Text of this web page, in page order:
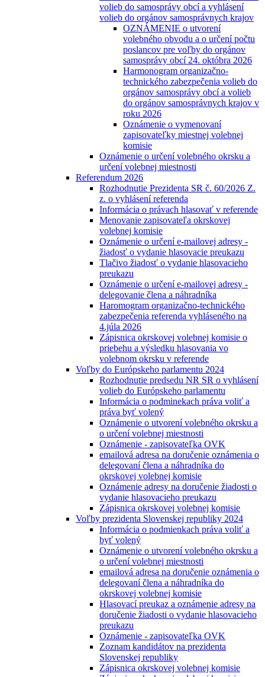
volieb do samosprávy obcí a vyhlásení
volieb do orgánov samosprávnych krajov
OZNÁMENIE o utvorení
volebného obvodu a o určení počtu
poslancov pre voľby do orgánov
samosprávy obcí 24. októbra 2026
Harmonogram organizačno-
technického zabezpečenia volieb do
orgánov samosprávy obcí a volieb
do orgánov samosprávnych krajov v
roku 2026
Oznámenie o vymenovaní
zapisovateľky miestnej volebnej
komisie
Oznámenie o určení volebného okrsku a
určení volebnej miestnosti
Referendum 2026
Rozhodnutie Prezidenta SR č. 60/2026 Z.
z. o vyhlásení referenda
Informácia o právach hlasovať v referende
Menovanie zapisovateľa okrskovej
volebnej komisie
Oznámenie o určení e-mailovej adresy -
žiadosť o vydanie hlasovacie preukazu
Tlačivo žiadosť o vydanie hlasovacieho
preukazu
Oznámenie o určení e-mailovej adresy -
delegovanie člena a náhradníka
Haromogram organizačno-technického
zabezpečenia referenda vyhláseného na
4.júla 2026
Zápisnica okrskovej volebnej komisie o
priebehu a výsledku hlasovania vo
volebnom okrsku v referende
Voľby do Európskeho parlamentu 2024
Rozhodnutie predsedu NR SR o vyhlásení
volieb do Európskeho parlamentu
Informácia o podminekach práva voliť a
práva byť volený
Oznámenie o utvorení volebného okrsku a
o určení volebnej miestnosti
Oznámenie - zapisovateľka OVK
emailová adresa na doručenie oznámenia o
delegovaní člena a náhradníka do
okrskovej volebnej komisie
Oznámenie adresy na doručenie žiadosti o
vydanie hlasovacieho preukazu
Zápisnica okrskovej volebnej komisie
Voľby prezidenta Slovenskej republiky 2024
Informácia o podmienkach práva voliť a
byť volený
Oznámenie o utvorení volebného okrsku a
o určení volebnej miestnosti
emailová adresa na doručenie oznámenia o
delegovaní člena a náhradníka do
okrskovej volebnej komisie
Hlasovací preukaz a oznámenie adresy na
doručenie žiadosti o vydanie hlasovacieho
preukazu
Oznámenie - zapisovateľka OVK
Zoznam kandidátov na prezidenta
Slovenskej republiky
Zápisnica okrskovej volebnej komisie